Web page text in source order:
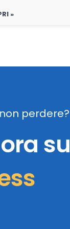
»
perdere?
su